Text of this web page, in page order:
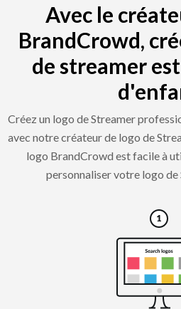
Avec le
BrandCrowd,
de streamer
Créez un logo de Streamer
avec notre créateur de logo de
logo BrandCrowd est facile à
personnaliser votre logo de